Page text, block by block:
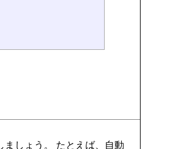
しょう。 たとえば、自動